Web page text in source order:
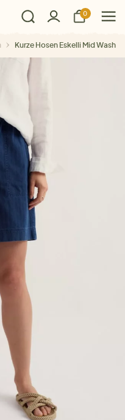
0
Kurze Hosen Eskelli Mid Wash